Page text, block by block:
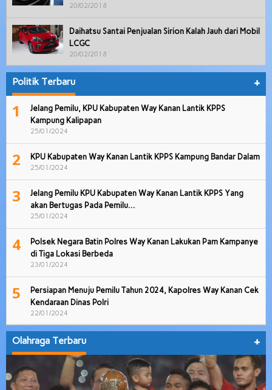
20/02/2018
Daihatsu Santai Penjualan Sirion Kalah Jauh dari Mobil
LCGC
20/02/2018
Politik Terbaru +
1
Jelang Pemilu, KPU Kabupaten Way Kanan Lantik KPPS
Kampung Kalipapan
25/01/2024
2 KPU Kabupaten Way Kanan Lantik KPPS Kampung Bandar Dalam
25/01/2024
3
Jelang Pemilu KPU Kabupaten Way Kanan Lantik KPPS Yang
akan Bertugas Pada Pemilu…
25/01/2024
4
Polsek Negara Batin Polres Way Kanan Lakukan Pam Kampanye
di Tiga Lokasi Berbeda
23/01/2024
5
Persiapan Menuju Pemilu Tahun 2024, Kapolres Way Kanan Cek
Kendaraan Dinas Polri
22/01/2024
Olahraga Terbaru +